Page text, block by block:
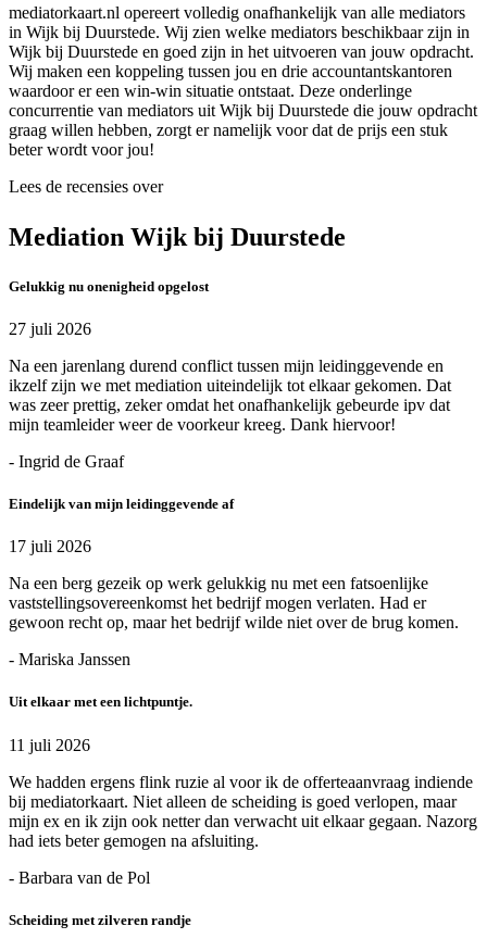
mediatorkaart.nl opereert volledig onafhankelijk van alle mediators
in Wijk bij Duurstede. Wij zien welke mediators beschikbaar zijn in
Wijk bij Duurstede en goed zijn in het uitvoeren van jouw opdracht.
Wij maken een koppeling tussen jou en drie accountantskantoren
waardoor er een win-win situatie ontstaat. Deze onderlinge
concurrentie van mediators uit Wijk bij Duurstede die jouw opdracht
graag willen hebben, zorgt er namelijk voor dat de prijs een stuk
beter wordt voor jou!
Lees de recensies over
Mediation Wijk bij Duurstede
Gelukkig nu onenigheid opgelost
27 juli 2026
Na een jarenlang durend conflict tussen mijn leidinggevende en
ikzelf zijn we met mediation uiteindelijk tot elkaar gekomen. Dat
was zeer prettig, zeker omdat het onafhankelijk gebeurde ipv dat
mijn teamleider weer de voorkeur kreeg. Dank hiervoor!
- Ingrid de Graaf
Eindelijk van mijn leidinggevende af
17 juli 2026
Na een berg gezeik op werk gelukkig nu met een fatsoenlijke
vaststellingsovereenkomst het bedrijf mogen verlaten. Had er
gewoon recht op, maar het bedrijf wilde niet over de brug komen.
- Mariska Janssen
Uit elkaar met een lichtpuntje.
11 juli 2026
We hadden ergens flink ruzie al voor ik de offerteaanvraag indiende
bij mediatorkaart. Niet alleen de scheiding is goed verlopen, maar
mijn ex en ik zijn ook netter dan verwacht uit elkaar gegaan. Nazorg
had iets beter gemogen na afsluiting.
- Barbara van de Pol
Scheiding met zilveren randje